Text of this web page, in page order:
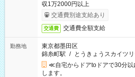
収1万2000円以上
交通費別途支給あり
交通費 交通費全額支給
勤務地
東京都墨田区
錦糸町駅 / とうきょうスカイツ
≪自宅からドアtoドアで30分
します。